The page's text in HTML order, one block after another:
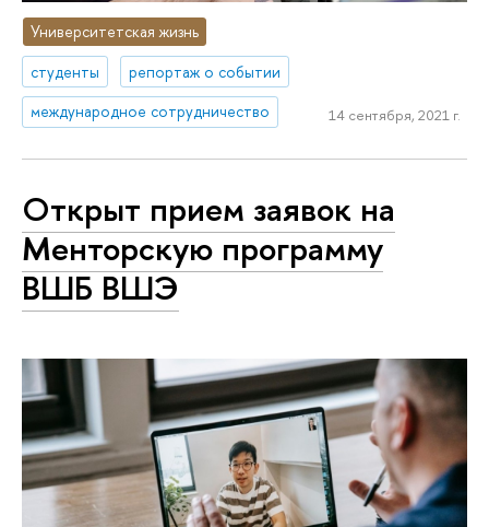
Университетская жизнь
студенты
репортаж о событии
международное сотрудничество
14 сентября, 2021 г.
Открыт прием заявок на
Менторскую программу
ВШБ ВШЭ